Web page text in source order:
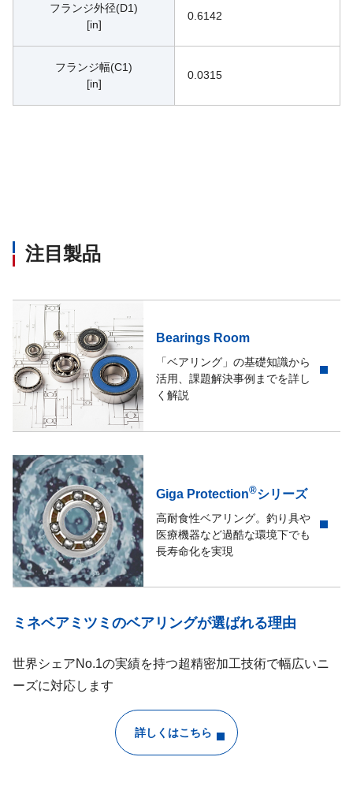
フランジ外径(D1)
[in]
0.6142
フランジ幅(C1)
[in]
0.0315
注目製品
Bearings Room
「ベアリング」の基礎知識から
活用、課題解決事例までを詳し
く解説
Giga Protection®シリーズ
高耐食性ベアリング。釣り具や
医療機器など過酷な環境下でも
長寿命化を実現
ミネベアミツミのベアリングが選ばれる理由
世界シェアNo.1の実績を持つ超精密加工技術で幅広いニ
ーズに対応します
詳しくはこちら